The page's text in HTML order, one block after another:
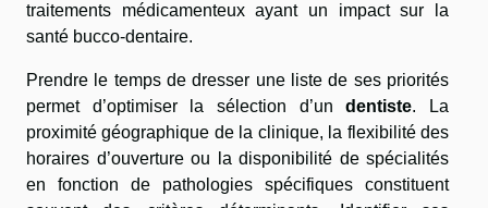
traitements médicamenteux ayant un impact sur la
santé bucco-dentaire.
Prendre le temps de dresser une liste de ses priorités
permet d’optimiser la sélection d’undentiste. La
proximité géographique de la clinique, la flexibilité des
horaires d’ouverture ou la disponibilité de spécialités
en fonction de pathologies spécifiques constituent